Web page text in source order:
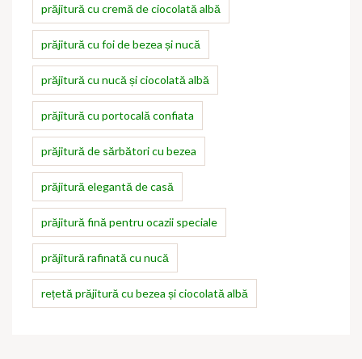
prăjitură cu cremă de ciocolată albă
prăjitură cu foi de bezea și nucă
prăjitură cu nucă și ciocolată albă
prăjitură cu portocală confiata
prăjitură de sărbători cu bezea
prăjitură elegantă de casă
prăjitură fină pentru ocazii speciale
prăjitură rafinată cu nucă
rețetă prăjitură cu bezea și ciocolată albă